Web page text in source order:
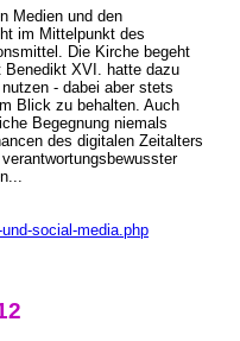
Medien und den
im Mittelpunkt des
Die Kirche begeht
Benedikt XVI. hatte dazu
- dabei aber stets
Blick zu behalten. Auch
Begegnung niemals
des digitalen Zeitalters
social-media.php